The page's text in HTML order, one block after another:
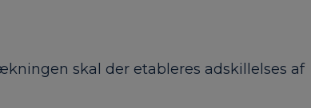
skal der etableres adskillelses af